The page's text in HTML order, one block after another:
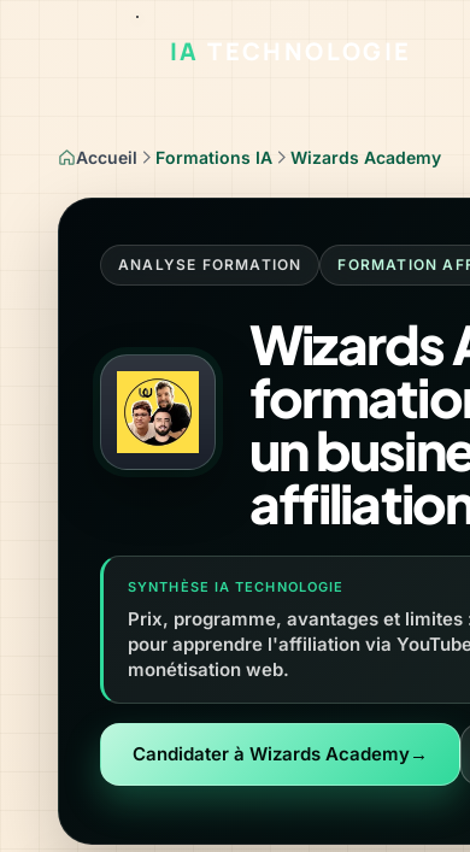
IA TECHNOLOGIE
Accueil Formations IA Wizards Academy
ANALYSE FORMATION FORMATION
Wizards
un
SYNTHÈSE IA TECHNOLOGIE
Prix, programme, avantages et
pour apprendre l'affiliation via
monétisation web.
Candidater à Wizards Academy→